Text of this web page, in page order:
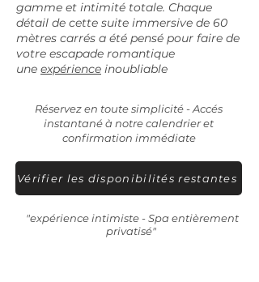
gamme et intimité totale. Chaque
détail de cette suite immersive de 60
mètres carrés a été pensé pour faire de
votre escapade romantique
une expérience inoubliable
Réservez en toute simplicité - Accés
instantané à notre calendrier et
confirmation immédiate
Vérifier les disponibilités restantes
"expérience intimiste - Spa entièrement
privatisé"